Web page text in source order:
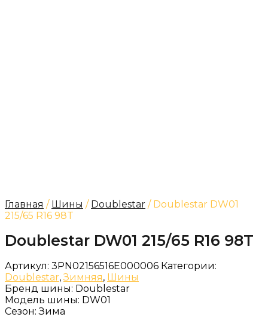
Главная / Шины / Doublestar / Doublestar DW01
215/65 R16 98T
Doublestar DW01 215/65 R16 98T
Артикул: 3PN02156516E000006 Категории:
Doublestar,Зимняя, Шины
Бренд шины: Doublestar
Модель шины: DW01
Сезон:Зима